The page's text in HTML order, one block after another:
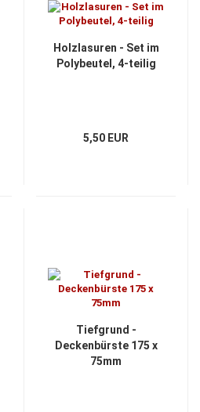
Holzlasuren - Set im
Polybeutel, 4-teilig
5,50 EUR
Tiefgrund -
Deckenbürste 175 x
75mm